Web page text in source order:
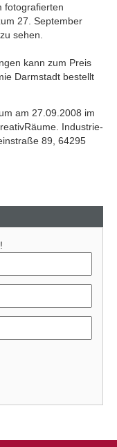
fotografierten
27. September
sehen.
kann zum Preis
Darmstadt bestellt
am 27.09.2008 im
Industrie-
89, 64295